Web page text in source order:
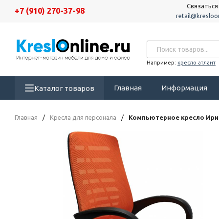
+7 (910) 270-37-98
Например: кресло атлант
Каталог товаров Главная Информация
Главная / Кресла для персонала / Компьютерное кресло